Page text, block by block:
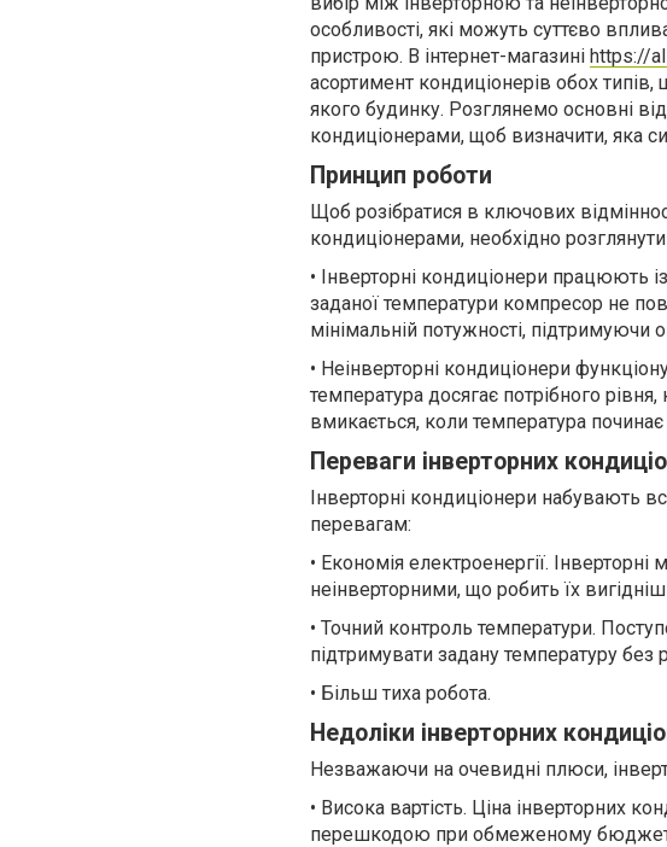
особливості, які можуть суттєво
пристрою. В інтернет-магазині https://
асортимент кондиціонерів обох
якого будинку. Розглянемо основні
кондиціонерами, щоб визначити, яка
Принцип роботи
Щоб розібратися в ключових
кондиціонерами, необхідно
• Інверторні кондиціонери працюють
заданої температури компресор не
мінімальній потужності, підтримуючи
• Неінверторні кондиціонери
температура досягає потрібного
вмикається, коли температура починає
Переваги інверторних
Інверторні кондиціонери набувають
перевагам:
• Економія електроенергії.
неінверторними, що робить їх
• Точний контроль температури.
підтримувати задану температуру без
• Більш тиха робота.
Недоліки інверторних
Незважаючи на очевидні плюси,
• Висока вартість. Ціна інверторних
перешкодою при обмеженому